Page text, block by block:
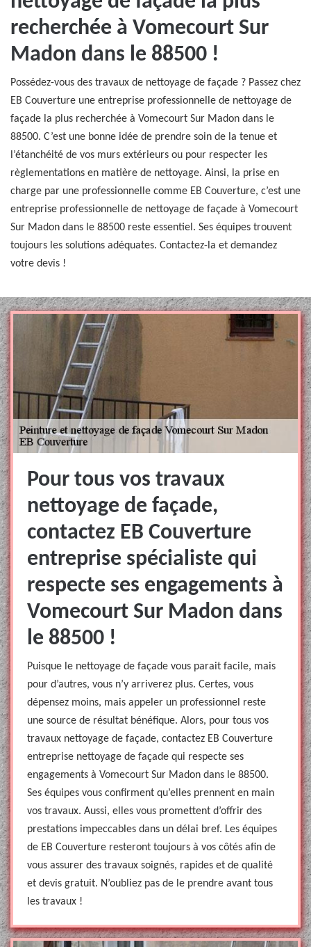
recherchée à Vomecourt Sur
Madon dans le 88500 !
Possédez-vous des travaux de nettoyage de façade ? Passez chez
EB Couverture une entreprise professionnelle de nettoyage de
façade la plus recherchée à Vomecourt Sur Madon dans le
88500. C’est une bonne idée de prendre soin de la tenue et
l’étanchéité de vos murs extérieurs ou pour respecter les
règlementations en matière de nettoyage. Ainsi, la prise en
charge par une professionnelle comme EB Couverture, c’est une
entreprise professionnelle de nettoyage de façade à Vomecourt
Sur Madon dans le 88500 reste essentiel. Ses équipes trouvent
toujours les solutions adéquates. Contactez-la et demandez
votre devis !
Pour tous vos travaux
nettoyage de façade,
contactez EB Couverture
entreprise spécialiste qui
respecte ses engagements à
Vomecourt Sur Madon dans
le 88500 !
Puisque le nettoyage de façade vous parait facile, mais
pour d’autres, vous n’y arriverez plus. Certes, vous
dépensez moins, mais appeler un professionnel reste
une source de résultat bénéfique. Alors, pour tous vos
travaux nettoyage de façade, contactez EB Couverture
entreprise nettoyage de façade qui respecte ses
engagements à Vomecourt Sur Madon dans le 88500.
Ses équipes vous confirment qu’elles prennent en main
vos travaux. Aussi, elles vous promettent d’offrir des
prestations impeccables dans un délai bref. Les équipes
de EB Couverture resteront toujours à vos côtés afin de
vous assurer des travaux soignés, rapides et de qualité
et devis gratuit. N’oubliez pas de le prendre avant tous
les travaux !